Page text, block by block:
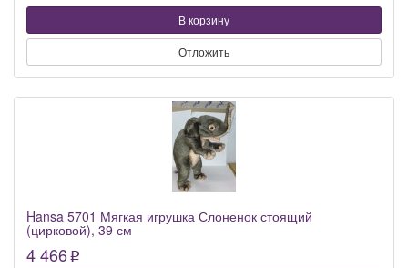
В корзину
Отложить
Hansa 5701 Мягкая игрушка Слоненок стоящий
(цирковой), 39 см
4 466p